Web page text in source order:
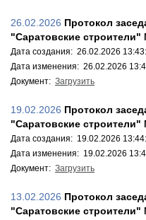
26.02.2026 Протокол
"Саратовские строители"
Дата создания: 26.02.2026
Дата изменения: 26.02.2026
Документ: Загрузить
19.02.2026 Протокол
"Саратовские строители"
Дата создания: 19.02.2026
Дата изменения: 19.02.2026
Документ: Загрузить
13.02.2026 Протокол
"Саратовские строители"